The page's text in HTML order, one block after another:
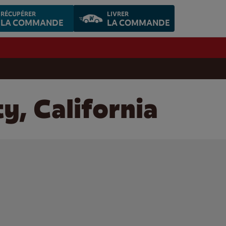
RÉCUPÉRER
LA COMMANDE
LIVRER
LA COMMANDE
California